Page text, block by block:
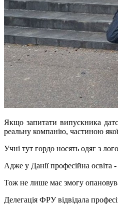
Якщо запитати випускника
реальну компанію, частиною
Учні тут гордо носять одяг з
Адже у Данії професійна освіта
Тож не лише має змогу
Делегація ФРУ відвідала